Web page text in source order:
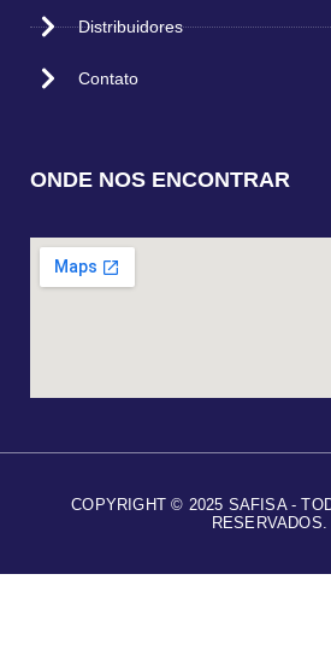
Distribuidores
Contato
ONDE NOS ENCONTRAR
COPYRIGHT © 2025 SAFISA -
RESERVADOS.